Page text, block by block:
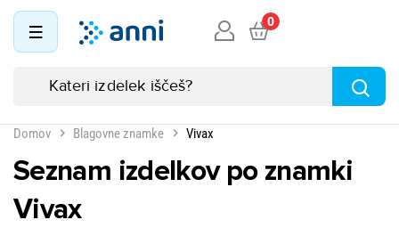
0
Domov Blagovne znamke Vivax
Seznam izdelkov po znamki
Vivax